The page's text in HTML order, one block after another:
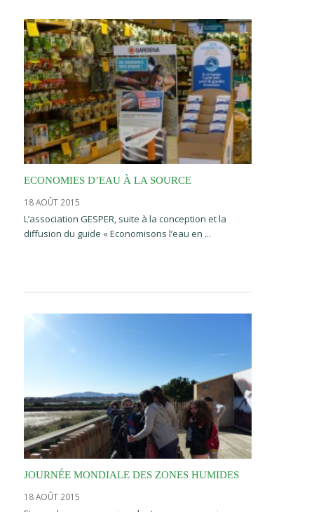
ECONOMIES D’EAU À LA SOURCE
18 AOÛT 2015
L’association GESPER, suite à la conception et la
diffusion du guide « Economisons l’eau en ...
JOURNÉE MONDIALE DES ZONES HUMIDES
18 AOÛT 2015